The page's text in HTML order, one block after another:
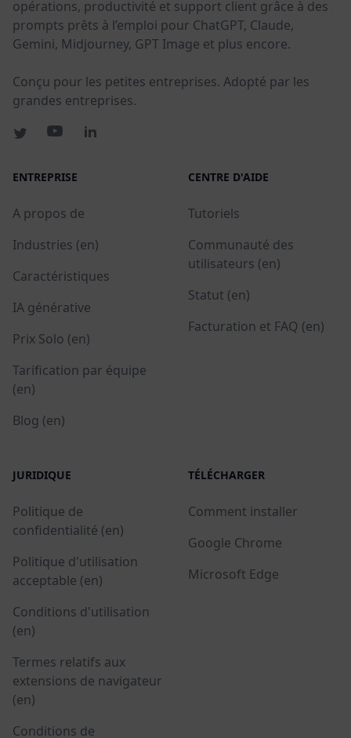
opérations, productivité et support client grâce à des
prompts prêts à l’emploi pour ChatGPT, Claude,
Gemini, Midjourney, GPT Image et plus encore.
Conçu pour les petites entreprises. Adopté par les
grandes entreprises.
ENTREPRISE
A propos de
Industries (en)
Caractéristiques
IA générative
Prix Solo (en)
Tarification par équipe
(en)
Blog (en)
CENTRE D'AIDE
Tutoriels
Communauté des
utilisateurs (en)
Statut (en)
Facturation et FAQ (en)
JURIDIQUE
Politique de
confidentialité (en)
Politique d'utilisation
acceptable (en)
Conditions d'utilisation
(en)
Termes relatifs aux
extensions de navigateur
(en)
Conditions de
TÉLÉCHARGER
Comment installer
Google Chrome
Microsoft Edge